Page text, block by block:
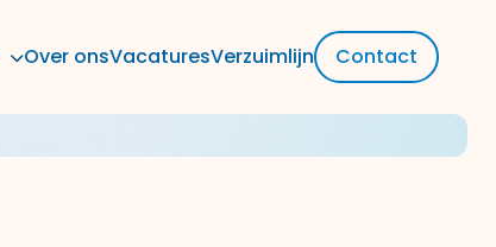
Over onsVacaturesVerzuimlijn Contact